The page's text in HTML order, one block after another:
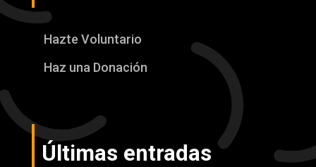
Hazte Voluntario
Haz una Donación
Últimas entradas